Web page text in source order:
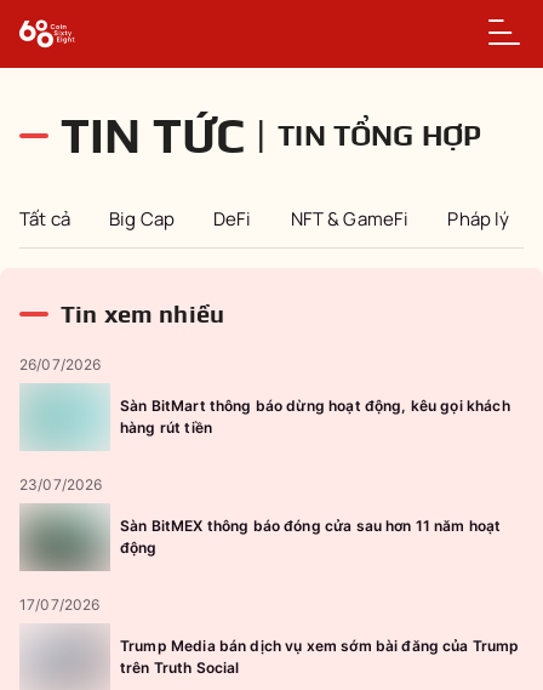
TIN TỨC | TIN TỔNG HỢP
Tất cả Big Cap DeFi NFT & GameFi Pháp lý
Tin xem nhiều
26/07/2026
Sàn BitMart thông báo dừng hoạt động, kêu gọi khách
hàng rút tiền
23/07/2026
Sàn BitMEX thông báo đóng cửa sau hơn 11 năm hoạt
động
17/07/2026
Trump Media bán dịch vụ xem sớm bài đăng của Trump
trên Truth Social